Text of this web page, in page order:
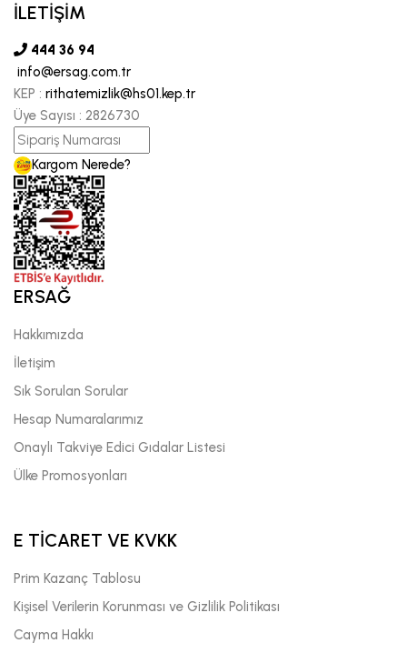
İLETİŞİM
444 36 94
info@ersag.com.tr
KEP : rithatemizlik@hs01.kep.tr
Üye Sayısı : 2826730
Kargom Nerede?
ERSAĞ
Hakkımızda
İletişim
Sık Sorulan Sorular
Hesap Numaralarımız
Onaylı Takviye Edici Gıdalar Listesi
Ülke Promosyonları
E TİCARET VE KVKK
Prim Kazanç Tablosu
Kişisel Verilerin Korunması ve Gizlilik Politikası
Cayma Hakkı